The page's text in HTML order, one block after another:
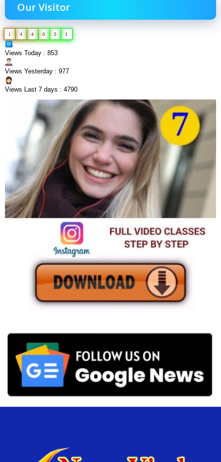
Our Visitor
1 4 4 0 3 1
Views Today : 853
Views Yesterday : 977
Views Last 7 days : 4790